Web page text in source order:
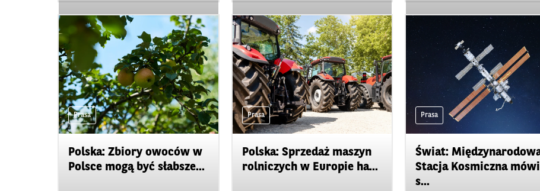
Prasa
Polska: Zbiory owoców w
Polsce mogą być słabsze...
Prasa
Polska: Sprzedaż maszyn
rolniczych w Europie ha...
Prasa
Świat:
Stacja Kosmiczna
s...